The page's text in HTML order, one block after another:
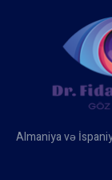
Almaniya və